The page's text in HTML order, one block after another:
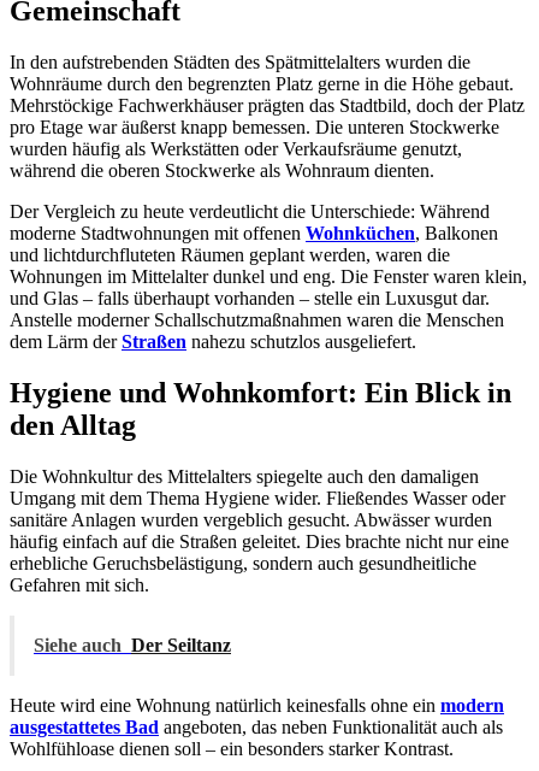
Gemeinschaft
In den aufstrebenden Städten des Spätmittelalters wurden die
Wohnräume durch den begrenzten Platz gerne in die Höhe gebaut.
Mehrstöckige Fachwerkhäuser prägten das Stadtbild, doch der Platz
pro Etage war äußerst knapp bemessen. Die unteren Stockwerke
wurden häufig als Werkstätten oder Verkaufsräume genutzt,
während die oberen Stockwerke als Wohnraum dienten.
Der Vergleich zu heute verdeutlicht die Unterschiede: Während
moderne Stadtwohnungen mit offenen Wohnküchen, Balkonen
und lichtdurchfluteten Räumen geplant werden, waren die
Wohnungen im Mittelalter dunkel und eng. Die Fenster waren klein,
und Glas – falls überhaupt vorhanden – stelle ein Luxusgut dar.
Anstelle moderner Schallschutzmaßnahmen waren die Menschen
dem Lärm derStraßen nahezu schutzlos ausgeliefert.
Hygiene und Wohnkomfort: Ein Blick in
den Alltag
Die Wohnkultur des Mittelalters spiegelte auch den damaligen
Umgang mit dem Thema Hygiene wider. Fließendes Wasser oder
sanitäre Anlagen wurden vergeblich gesucht. Abwässer wurden
häufig einfach auf die Straßen geleitet. Dies brachte nicht nur eine
erhebliche Geruchsbelästigung, sondern auch gesundheitliche
Gefahren mit sich.
Siehe auch Der Seiltanz
Heute wird eine Wohnung natürlich keinesfalls ohne ein modern
ausgestattetes Bad angeboten, das neben Funktionalität auch als
Wohlfühloase dienen soll – ein besonders starker Kontrast.